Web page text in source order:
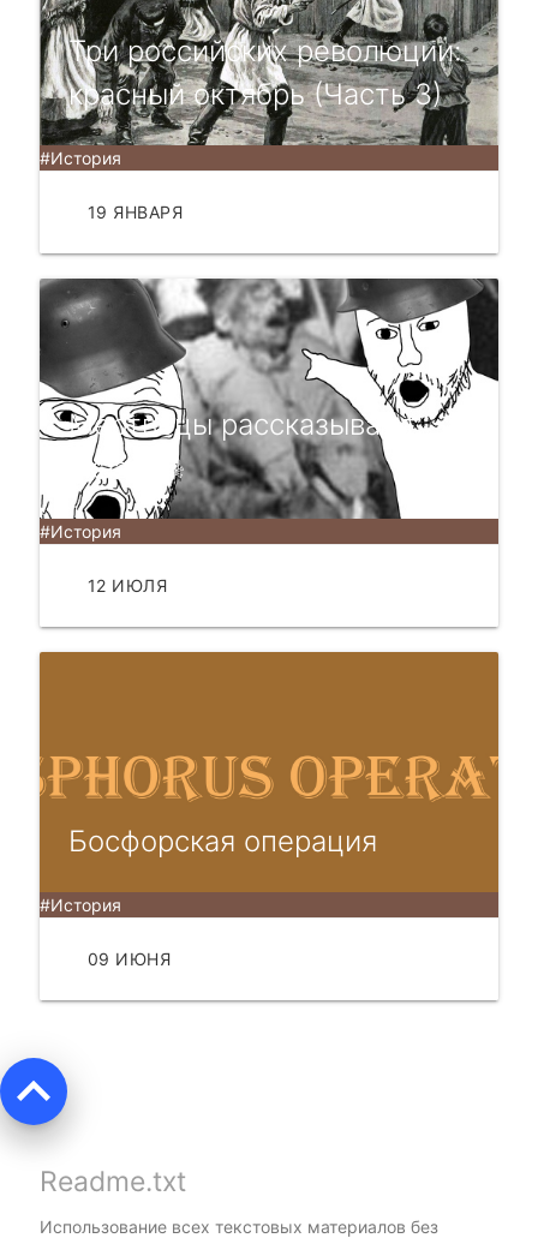
Три российских революции:
красный октябрь (Часть 3)
#История
19 ЯНВАРЯ
Мертвецы рассказывают
сказки☠
#История
12 ИЮЛЯ
Босфорская операция
#История
09 ИЮНЯ
keyboard_arrow_up
Readme.txt
Использование всех текстовых материалов без